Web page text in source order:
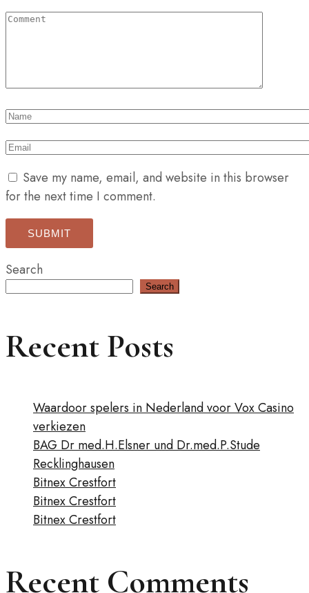
Save my name, email, and website in this browser
for the next time I comment.
Search
Search
Recent Posts
Waardoor spelers in Nederland voor Vox Casino
verkiezen
BAG Dr med.H.Elsner und Dr.med.P.Stude
Recklinghausen
Bitnex Crestfort
Bitnex Crestfort
Bitnex Crestfort
Recent Comments